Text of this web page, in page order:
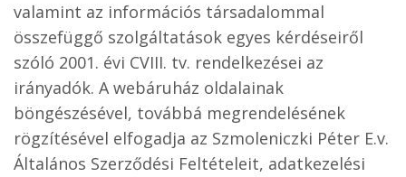
valamint az információs társadalommal
összefüggő szolgáltatások egyes kérdéseiről
szóló 2001. évi CVIII. tv. rendelkezései az
irányadók. A webáruház oldalainak
böngészésével, továbbá megrendelésének
rögzítésével elfogadja az Szmoleniczki Péter E.v.
Általános Szerződési Feltételeit, adatkezelési